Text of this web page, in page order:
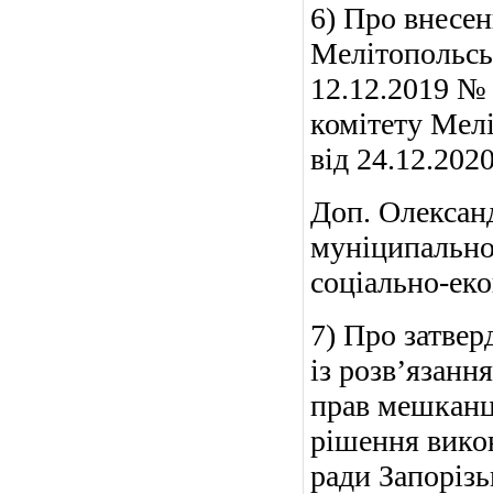
6) Про
12.12.2019 №
комітету
від
Доп.
соціально-
7) Про
із
прав
рішення
ради